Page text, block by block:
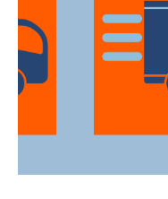
Los
tecnología
cada artículo